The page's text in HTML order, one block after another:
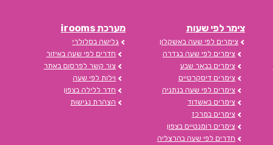
צימר לפי שעות
צימרים לפי שעה באשקלון
צימרים לפי שעה בגדרה
צימרים בבאר שבע
צימרים דיסקרטיים
צימרים לפי שעה בנתניה
צימרים באשדוד
צימרים במרכז
צימרים רומנטיים בצפון
חדרים לפי שעה בהרצליה
מערכת irooms
גלישה בסלולרי
חדרים לפי שעה באיזור
צור קשר לפרסום באתר
וילות לפי שעה
חדר ללילה בצפון
הצהרת נגישות